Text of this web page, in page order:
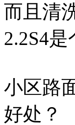
而且清
2.2S4是
小区路
好处？